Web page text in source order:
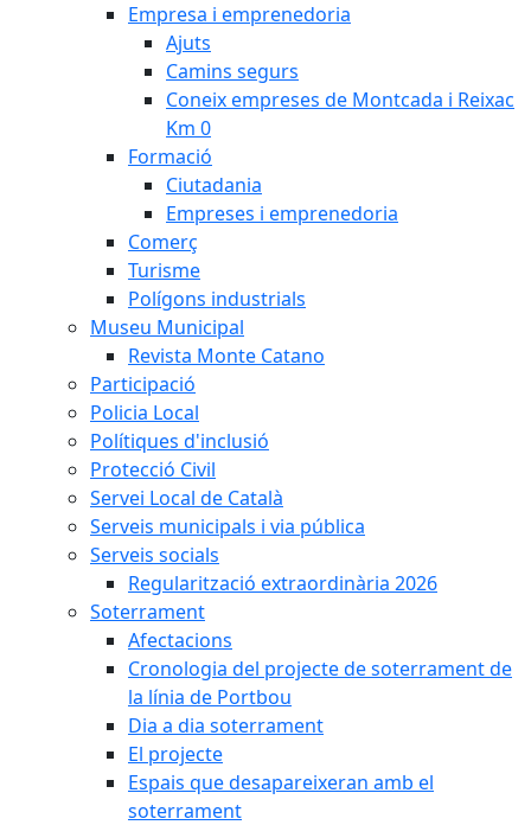
Empresa i emprenedoria
Ajuts
Camins segurs
Coneix empreses de Montcada i Reixac
Km 0
Formació
Ciutadania
Empreses i emprenedoria
Comerç
Turisme
Polígons industrials
Museu Municipal
Revista Monte Catano
Participació
Policia Local
Polítiques d'inclusió
Protecció Civil
Servei Local de Català
Serveis municipals i via pública
Serveis socials
Regularització extraordinària 2026
Soterrament
Afectacions
Cronologia del projecte de soterrament de
la línia de Portbou
Dia a dia soterrament
El projecte
Espais que desapareixeran amb el
soterrament